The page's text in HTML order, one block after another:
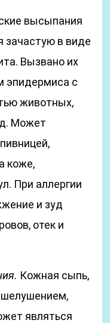
высыпания
зачастую в виде
Вызвано их
эпидермиса с
животных,
Может
коже,
При аллергии
и зуд
отек и
Кожная сыпь,
являться